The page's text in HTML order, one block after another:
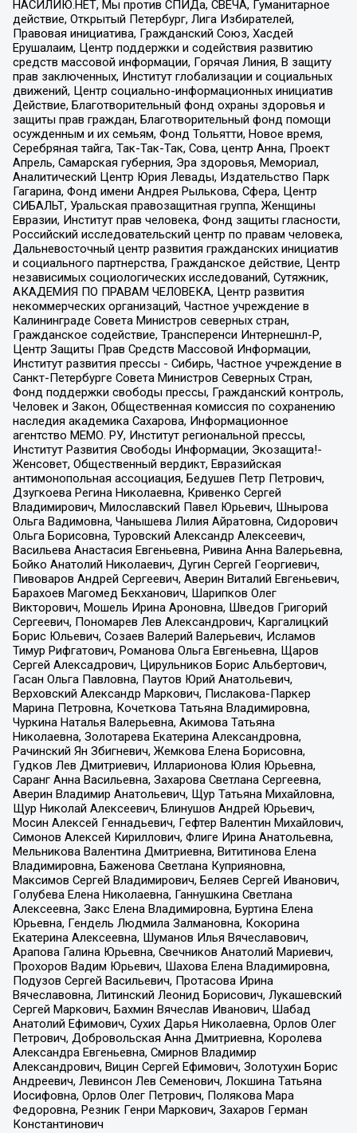
НАСИЛИЮ.НЕТ, Мы против СПИДа, СВЕЧА, Гуманитарное
действие, Открытый Петербург, Лига Избирателей,
Правовая инициатива, Гражданский Союз, Хасдей
Ерушалаим, Центр поддержки и содействия развитию
средств массовой информации, Горячая Линия, В защиту
прав заключенных, Институт глобализации и социальных
движений, Центр социально-информационных инициатив
Действие, Благотворительный фонд охраны здоровья и
защиты прав граждан, Благотворительный фонд помощи
осужденным и их семьям, Фонд Тольятти, Новое время,
Серебряная тайга, Так-Так-Так, Сова, центр Анна, Проект
Апрель, Самарская губерния, Эра здоровья, Мемориал,
Аналитический Центр Юрия Левады, Издательство Парк
Гагарина, Фонд имени Андрея Рылькова, Сфера, Центр
СИБАЛЬТ, Уральская правозащитная группа, Женщины
Евразии, Институт прав человека, Фонд защиты гласности,
Российский исследовательский центр по правам человека,
Дальневосточный центр развития гражданских инициатив
и социального партнерства, Гражданское действие, Центр
независимых социологических исследований, Сутяжник,
АКАДЕМИЯ ПО ПРАВАМ ЧЕЛОВЕКА, Центр развития
некоммерческих организаций, Частное учреждение в
Калининграде Совета Министров северных стран,
Гражданское содействие, Трансперенси Интернешнл-Р,
Центр Защиты Прав Средств Массовой Информации,
Институт развития прессы - Сибирь, Частное учреждение в
Санкт-Петербурге Совета Министров Северных Стран,
Фонд поддержки свободы прессы, Гражданский контроль,
Человек и Закон, Общественная комиссия по сохранению
наследия академика Сахарова, Информационное
агентство МЕМО. РУ, Институт региональной прессы,
Институт Развития Свободы Информации, Экозащита!-
Женсовет, Общественный вердикт, Евразийская
антимонопольная ассоциация, Бедушев Петр Петрович,
Дзугкоева Регина Николаевна, Кривенко Сергей
Владимирович, Милославский Павел Юрьевич, Шнырова
Ольга Вадимовна, Чанышева Лилия Айратовна, Сидорович
Ольга Борисовна, Туровский Александр Алексеевич,
Васильева Анастасия Евгеньевна, Ривина Анна Валерьевна,
Бойко Анатолий Николаевич, Дугин Сергей Георгиевич,
Пивоваров Андрей Сергеевич, Аверин Виталий Евгеньевич,
Барахоев Магомед Бекханович, Шарипков Олег
Викторович, Мошель Ирина Ароновна, Шведов Григорий
Сергеевич, Пономарев Лев Александрович, Каргалицкий
Борис Юльевич, Созаев Валерий Валерьевич, Исламов
Тимур Рифгатович, Романова Ольга Евгеньевна, Щаров
Сергей Алексадрович, Цирульников Борис Альбертович,
Гасан Ольга Павловна, Паутов Юрий Анатольевич,
Верховский Александр Маркович, Пислакова-Паркер
Марина Петровна, Кочеткова Татьяна Владимировна,
Чуркина Наталья Валерьевна, Акимова Татьяна
Николаевна, Золотарева Екатерина Александровна,
Рачинский Ян Збигневич, Жемкова Елена Борисовна,
Гудков Лев Дмитриевич, Илларионова Юлия Юрьевна,
Саранг Анна Васильевна, Захарова Светлана Сергеевна,
Аверин Владимир Анатольевич, Щур Татьяна Михайловна,
Щур Николай Алексеевич, Блинушов Андрей Юрьевич,
Мосин Алексей Геннадьевич, Гефтер Валентин Михайлович,
Симонов Алексей Кириллович, Флиге Ирина Анатольевна,
Мельникова Валентина Дмитриевна, Вититинова Елена
Владимировна, Баженова Светлана Куприяновна,
Максимов Сергей Владимирович, Беляев Сергей Иванович,
Голубева Елена Николаевна, Ганнушкина Светлана
Алексеевна, Закс Елена Владимировна, Буртина Елена
Юрьевна, Гендель Людмила Залмановна, Кокорина
Екатерина Алексеевна, Шуманов Илья Вячеславович,
Арапова Галина Юрьевна, Свечников Анатолий Мариевич,
Прохоров Вадим Юрьевич, Шахова Елена Владимировна,
Подузов Сергей Васильевич, Протасова Ирина
Вячеславовна, Литинский Леонид Борисович, Лукашевский
Сергей Маркович, Бахмин Вячеслав Иванович, Шабад
Анатолий Ефимович, Сухих Дарья Николаевна, Орлов Олег
Петрович, Добровольская Анна Дмитриевна, Королева
Александра Евгеньевна, Смирнов Владимир
Александрович, Вицин Сергей Ефимович, Золотухин Борис
Андреевич, Левинсон Лев Семенович, Локшина Татьяна
Иосифовна, Орлов Олег Петрович, Полякова Мара
Федоровна, Резник Генри Маркович, Захаров Герман
Константинович